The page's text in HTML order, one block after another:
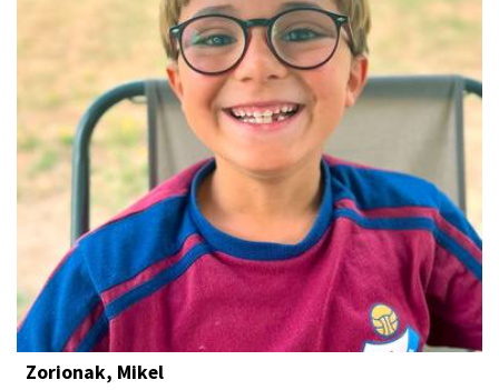
Zorionak, Mikel